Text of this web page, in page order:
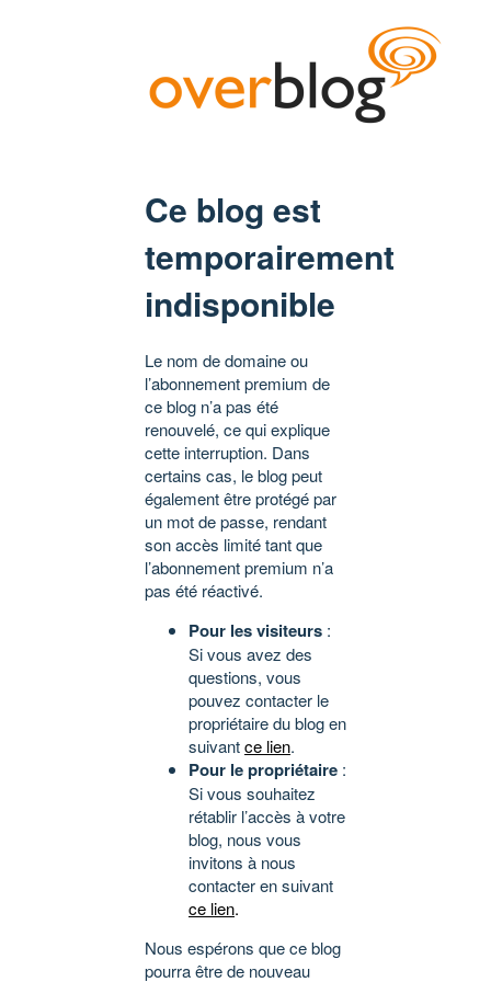
Ce blog est
temporairement
indisponible
Le nom de domaine ou
l’abonnement premium de
ce blog n’a pas été
renouvelé, ce qui explique
cette interruption. Dans
certains cas, le blog peut
également être protégé par
un mot de passe, rendant
son accès limité tant que
l’abonnement premium n’a
pas été réactivé.
Pour les visiteurs :
Si vous avez des
questions, vous
pouvez contacter le
propriétaire du blog en
suivantce lien.
Pour le propriétaire :
Si vous souhaitez
rétablir l’accès à votre
blog, nous vous
invitons à nous
contacter en suivant
ce lien.
Nous espérons que ce blog
pourra être de nouveau